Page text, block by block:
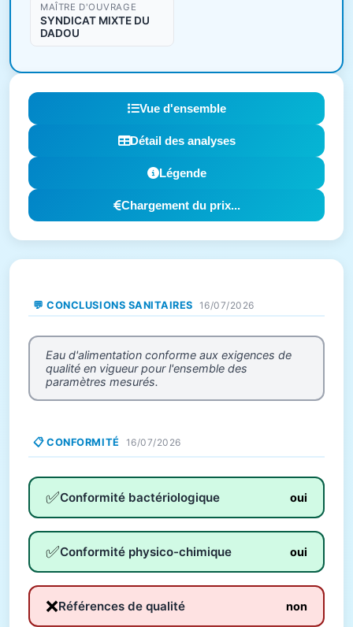
MAÎTRE D'OUVRAGE
SYNDICAT MIXTE DU
DADOU
Vue d'ensemble
Détail des analyses
Légende
Chargement du prix...
💬 CONCLUSIONS SANITAIRES 16/07/2026
Eau d'alimentation conforme aux exigences de
qualité en vigueur pour l'ensemble des
paramètres mesurés.
📋 CONFORMITÉ 16/07/2026
✅Conformité bactériologique oui
✅Conformité physico-chimique oui
❌Références de qualité non